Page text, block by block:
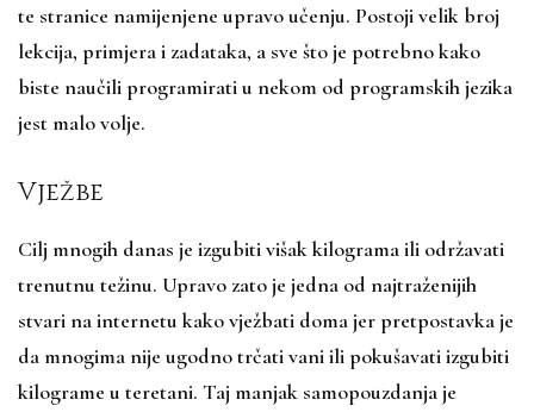
te stranice namijenjene upravo učenju. Postoji velik broj
lekcija, primjera i zadataka, a sve što je potrebno kako
biste naučili programirati u nekom od programskih jezika
jest malo volje.
Vježbe
Cilj mnogih danas je izgubiti višak kilograma ili održavati
trenutnu težinu. Upravo zato je jedna od najtraženijih
stvari na internetu kako vježbati doma jer pretpostavka je
da mnogima nije ugodno trčati vani ili pokušavati izgubiti
kilograme u teretani. Taj manjak samopouzdanja je